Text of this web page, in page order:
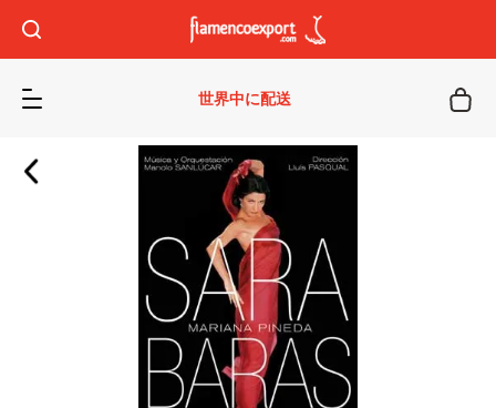
世界中に配送